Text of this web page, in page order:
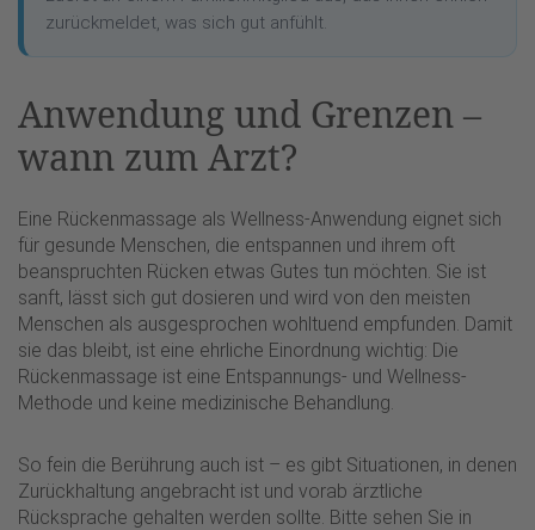
zurückmeldet, was sich gut anfühlt.
Anwendung und Grenzen –
wann zum Arzt?
Eine Rückenmassage als Wellness-Anwendung eignet sich
für gesunde Menschen, die entspannen und ihrem oft
beanspruchten Rücken etwas Gutes tun möchten. Sie ist
sanft, lässt sich gut dosieren und wird von den meisten
Menschen als ausgesprochen wohltuend empfunden. Damit
sie das bleibt, ist eine ehrliche Einordnung wichtig: Die
Rückenmassage ist eine Entspannungs- und Wellness-
Methode und keine medizinische Behandlung.
So fein die Berührung auch ist – es gibt Situationen, in denen
Zurückhaltung angebracht ist und vorab ärztliche
Rücksprache gehalten werden sollte. Bitte sehen Sie in